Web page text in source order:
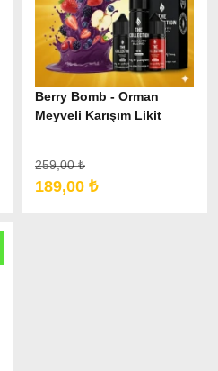
Berry Bomb - Orman
Meyveli Karışım Likit
259,00 ₺
189,00 ₺